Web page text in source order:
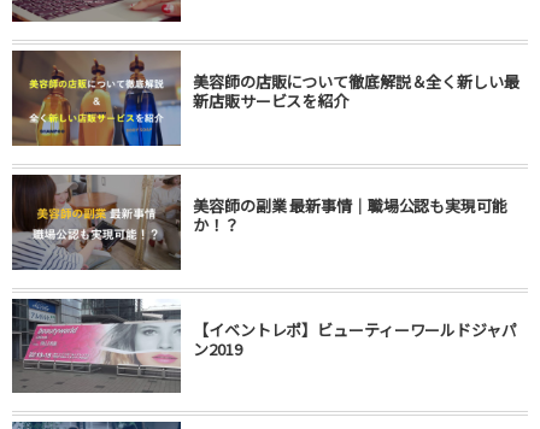
美容師の店販について徹底解説＆全く新しい最
新店販サービスを紹介
美容師の副業 最新事情｜職場公認も実現可能
か！？
【イベントレポ】ビューティーワールドジャパ
ン2019